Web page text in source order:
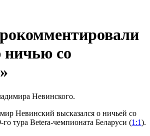
ничью со
Невинского.
Невинский высказался о ничьей со
тура Betera-чемпионата Беларуси (1:1).